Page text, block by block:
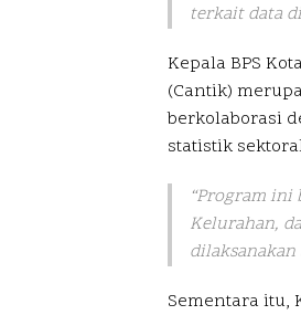
terkait data
Kepala BPS
(Cantik)
berkolaborasi
statistik
“Program
Kelurahan,
dilaksanakan
Sementara itu,